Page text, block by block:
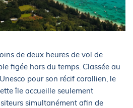
de deux heures de vol de
figée hors du temps. Classée au
pour son récif corallien, le
île accueille seulement
simultanément afin de